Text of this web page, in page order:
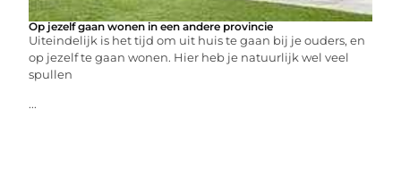
Op jezelf gaan wonen in een andere provincie
Uiteindelijk is het tijd om uit huis te gaan bij je ouders, en
op jezelf te gaan wonen. Hier heb je natuurlijk wel veel
spullen
...